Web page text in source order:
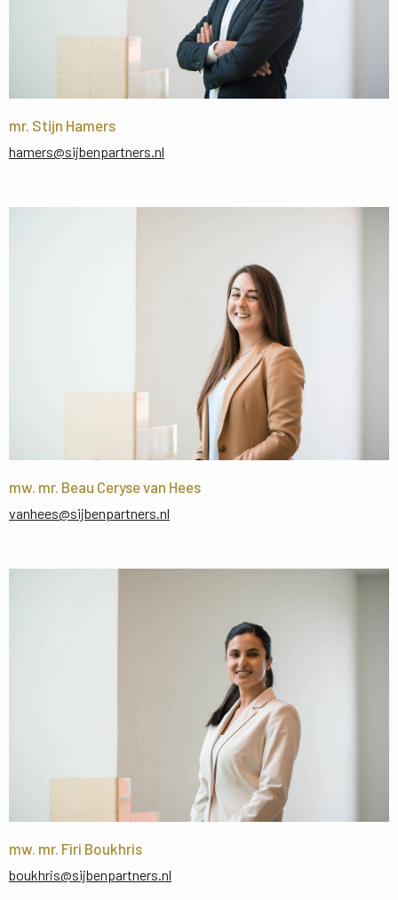
mr. Stijn Hamers
hamers@sijbenpartners.nl
mw. mr. Beau Ceryse van Hees
vanhees@sijbenpartners.nl
mw. mr. Firi Boukhris
boukhris@sijbenpartners.nl